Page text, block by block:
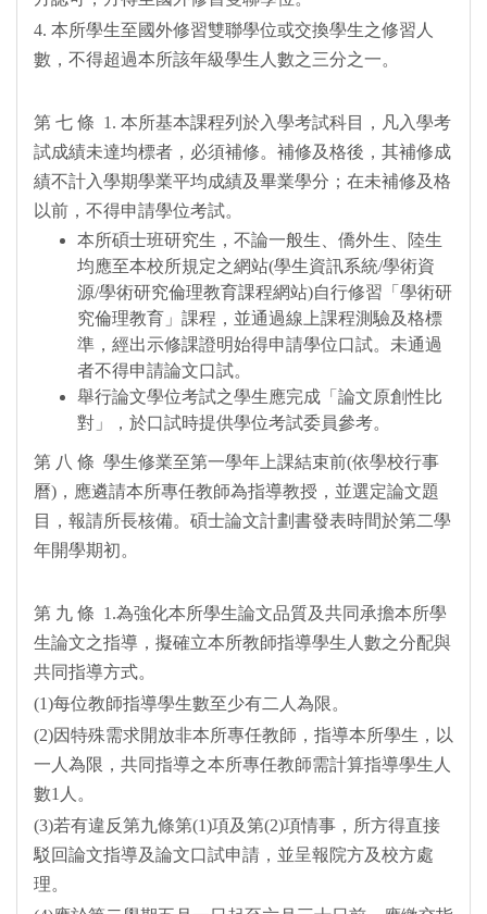
4. 本所學生至國外修習雙聯學位或交換學生之修習人
數，不得超過本所該年級學生人數之三分之一。
第 七 條 1. 本所基本課程列於入學考試科目，凡入學考
試成績未達均標者，必須補修。補修及格後，其補修成
績不計入學期學業平均成績及畢業學分；在未補修及格
以前，不得申請學位考試。
本所碩士班研究生，不論一般生、僑外生、陸生
均應至本校所規定之網站(學生資訊系統/學術資
源/學術研究倫理教育課程網站)自行修習「學術研
究倫理教育」課程，並通過線上課程測驗及格標
準，經出示修課證明始得申請學位口試。未通過
者不得申請論文口試。
舉行論文學位考試之學生應完成「論文原創性比
對」，於口試時提供學位考試委員參考。
第 八 條 學生修業至第一學年上課結束前(依學校行事
曆)，應遴請本所專任教師為指導教授，並選定論文題
目，報請所長核備。碩士論文計劃書發表時間於第二學
年開學期初。
第 九 條 1.為強化本所學生論文品質及共同承擔本所學
生論文之指導，擬確立本所教師指導學生人數之分配與
共同指導方式。
(1)每位教師指導學生數至少有二人為限。
(2)因特殊需求開放非本所專任教師，指導本所學生，以
一人為限，共同指導之本所專任教師需計算指導學生人
數1人。
(3)若有違反第九條第(1)項及第(2)項情事，所方得直接
駁回論文指導及論文口試申請，並呈報院方及校方處
理。